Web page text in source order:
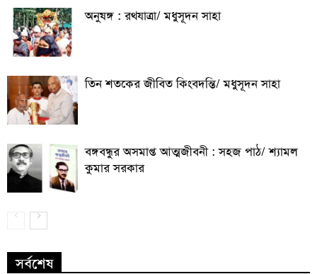
অনুষঙ্গ : রথযাত্রা/ মধুসূদন সাহা
তিন শতকের জীবিত কিংবদন্তি/ মধুসূদন সাহা
বঙ্গবন্ধুর অসমাপ্ত আত্মজীবনী : সহজ পাঠ/ শ্যামল
কুমার সরকার
সর্বশেষ